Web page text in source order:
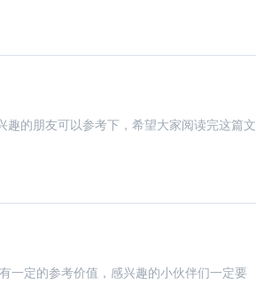
的朋友可以参考下，希望大家阅读完这篇文
一定的参考价值，感兴趣的小伙伴们一定要